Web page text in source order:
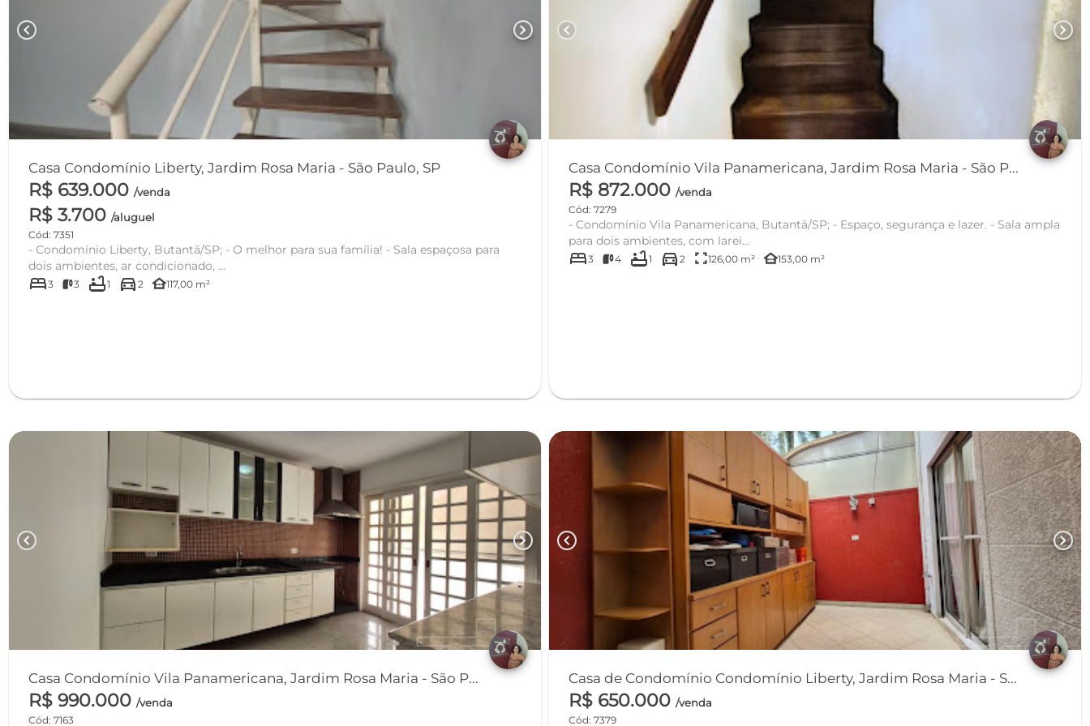
chevron_left chevron_right
Casa Condomínio Liberty, Jardim Rosa Maria - São Paulo, SP
R$ 639.000 /venda
R$ 3.700 /aluguel
Cód: 7351
- Condomínio Liberty, Butantã/SP; - O melhor para sua família! - Sala espaçosa para
dois ambientes, ar condicionado, ...
bed3 3 bathtub1 directions_car 2 other_houses117,00 m²
chevron_left chevron_right
Casa Condomínio Vila Panamericana, Jardim Rosa Maria - São P...
R$ 872.000/venda
Cód: 7279
- Condomínio Vila Panamericana, Butantã/SP; - Espaço, segurança e lazer. - Sala ampla
para dois ambientes, com larei...
bed3 4 bathtub1 directions_car 2 fullscreen126,00 m² other_houses153,00 m²
chevron_left chevron_right
Casa Condomínio Vila Panamericana, Jardim Rosa Maria - São P...
R$ 990.000 /venda
Cód: 7163
chevron_left chevron_right
Casa de Condomínio Condomínio Liberty, Jardim Rosa Maria - S...
R$ 650.000/venda
Cód: 7379